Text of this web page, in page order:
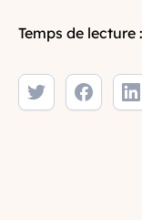
Temps de lecture :